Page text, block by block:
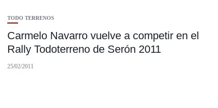
TODO TERRENOS
Carmelo Navarro vuelve a competir en el
Rally Todoterreno de Serón 2011
25/02/2011